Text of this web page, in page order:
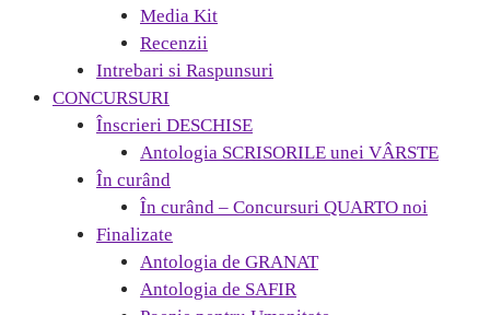
Media Kit
Recenzii
Intrebari si Raspunsuri
CONCURSURI
Înscrieri DESCHISE
Antologia SCRISORILE unei VÂRSTE
În curând
În curând – Concursuri QUARTO noi
Finalizate
Antologia de GRANAT
Antologia de SAFIR